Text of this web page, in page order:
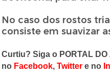
No caso dos rostos
consiste em suavizar
Curtiu? Siga o PORTAL DO
no Facebook,Twitter e no